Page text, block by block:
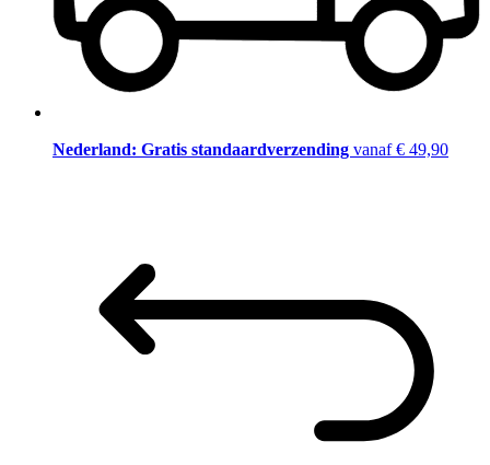
Nederland: Gratis standaardverzending vanaf € 49,90